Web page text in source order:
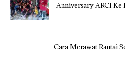
Anniversary ARCI Ke
Cara Merawat Rantai